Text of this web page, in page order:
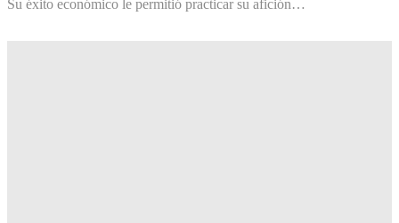
Su éxito económico le permitió practicar su afición…